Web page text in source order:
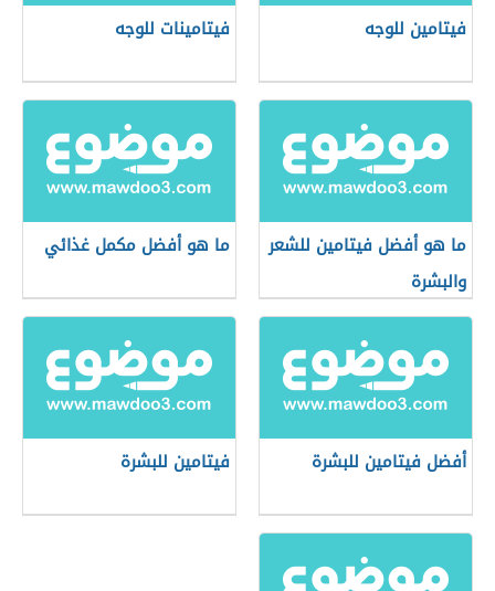
فيتامين للوجه فيتامينات للوجه
ما هو أفضل فيتامين للشعر
والبشرة
ما هو أفضل مكمل غذائي
أفضل فيتامين للبشرة فيتامين للبشرة